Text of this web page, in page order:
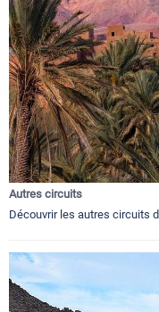
Autres circuits
Découvrir les autres circuits